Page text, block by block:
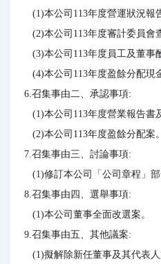
(1)本公司113年度營運狀況報
(2)本公司113年度審計委員會
(3)本公司113年度員工及董事
(4)本公司113年度盈餘分配現
6.召集事由二、承認事項:
(1)本公司113年度營業報告書
   (2)本公司113年度盈餘分配案。
7.召集事由三、討論事項:
(1)修訂本公司「公司章程」
8.召集事由四、選舉事項:
   (1)本公司董事全面改選案。
9.召集事由五、其他議案:
(1)擬解除新任董事及其代表